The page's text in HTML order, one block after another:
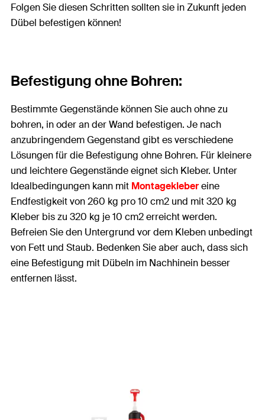
Folgen Sie diesen Schritten sollten sie in Zukunft jeden
Dübel befestigen können!
Befestigung ohne Bohren:
Bestimmte Gegenstände können Sie auch ohne zu
bohren, in oder an der Wand befestigen. Je nach
anzubringendem Gegenstand gibt es verschiedene
Lösungen für die Befestigung ohne Bohren. Für kleinere
und leichtere Gegenstände eignet sich Kleber. Unter
Idealbedingungen kann mit Montageklebereine
Endfestigkeit von 260 kg pro 10 cm2 und mit 320 kg
Kleber bis zu 320 kg je 10 cm2 erreicht werden.
Befreien Sie den Untergrund vor dem Kleben unbedingt
von Fett und Staub. Bedenken Sie aber auch, dass sich
eine Befestigung mit Dübeln im Nachhinein besser
entfernen lässt.